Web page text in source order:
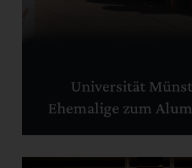
Universität
Ehemalige zum